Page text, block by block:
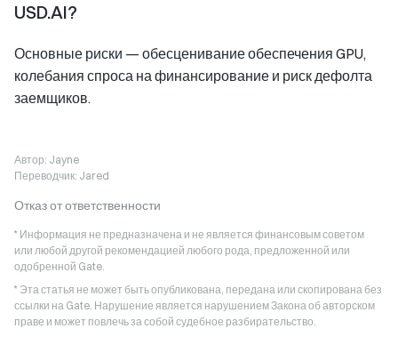
USD.AI?
Основные риски — обесценивание обеспечения GPU,
колебания спроса на финансирование и риск дефолта
заемщиков.
Автор: Jayne
Переводчик: Jared
Отказ от ответственности
* Информация не предназначена и не является финансовым советом
или любой другой рекомендацией любого рода, предложенной или
одобренной Gate.
* Эта статья не может быть опубликована, передана или скопирована без
ссылки на Gate. Нарушение является нарушением Закона об авторском
праве и может повлечь за собой судебное разбирательство.